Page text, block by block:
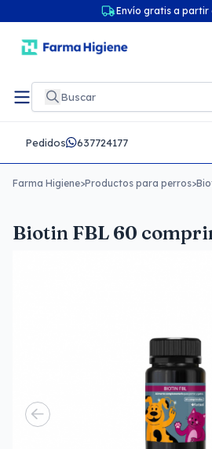
Envío gratis a partir
Pedidos 637724177
Farma Higiene>Productos para perros>
Biotin FBL 60